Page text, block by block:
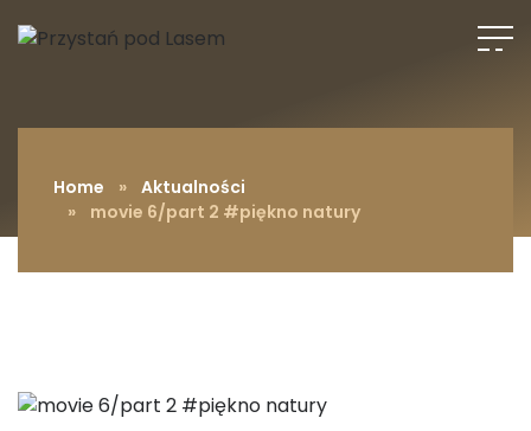
Home » Aktualności
» movie 6/part 2 #piękno natury